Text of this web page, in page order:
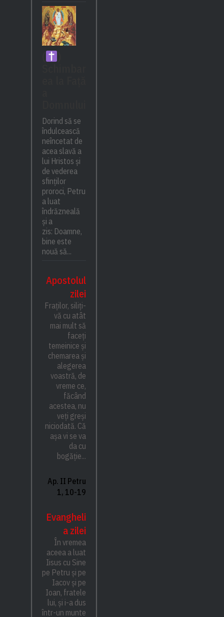
Dorind să se
îndulcească
neîncetat de
acea slavă a
lui Hristos și
de vederea
sfinților
proroci, Petru
a luat
îndrăzneală
și a
zis: Doamne,
bine este
nouă să...
Apostolul
zilei
Fraților, siliți-
vă cu atât
mai mult să
faceți
temeinice și
chemarea și
alegerea
voastră, de
vreme ce,
făcând
acestea, nu
veți greși
niciodată. Că
așa vi se va
da cu
bogăție...
Ap. II Petru
1, 10-19
Evangheli
a zilei
În vremea
aceea a luat
Iisus cu Sine
pe Petru și pe
Iacov și pe
Ioan, fratele
lui, și i-a dus
într-un munte